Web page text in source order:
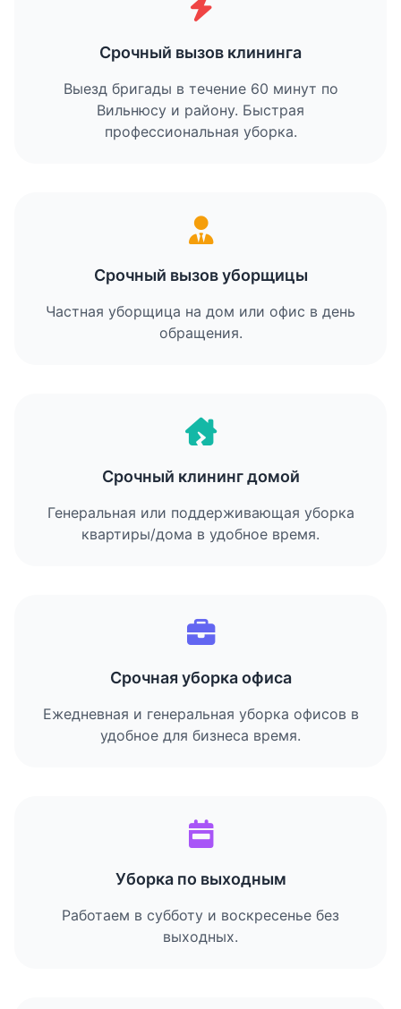
Срочный вызов клининга
Выезд бригады в течение 60 минут по
Вильнюсу и району. Быстрая
профессиональная уборка.
Срочный вызов уборщицы
Частная уборщица на дом или офис в день
обращения.
Срочный клининг домой
Генеральная или поддерживающая уборка
квартиры/дома в удобное время.
Срочная уборка офиса
Ежедневная и генеральная уборка офисов в
удобное для бизнеса время.
Уборка по выходным
Работаем в субботу и воскресенье без
выходных.